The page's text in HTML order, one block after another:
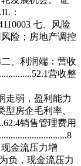
：
七、风险
险；房地产调控
二、利润端：营收
营收整
走弱，盈利能力
型房企毛利率、
销售管理费用
金流压力增
负，现金流压力